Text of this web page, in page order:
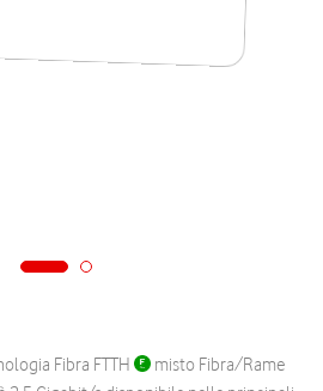
Fibra FTTH
misto Fibra/Rame